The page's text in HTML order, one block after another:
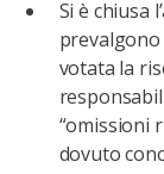
Si è chiusa
prevalgono
votata la
“omissioni
dovuto